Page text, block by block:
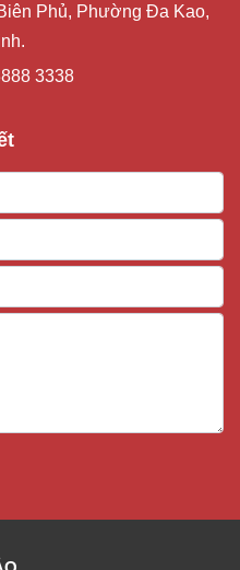
Phủ, Phường Đa Kao,
3338